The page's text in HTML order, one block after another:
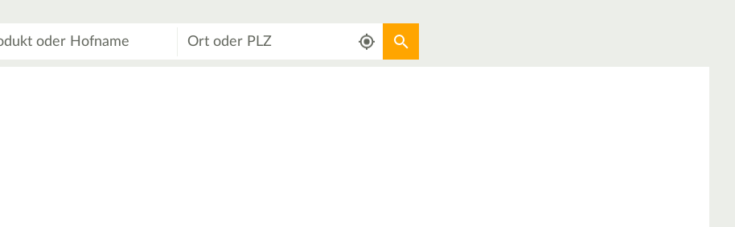
Aktuellen Standort verwenden